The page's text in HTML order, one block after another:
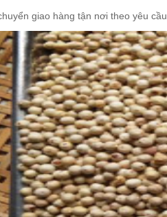
giao hàng tận nơi theo yêu cầu.